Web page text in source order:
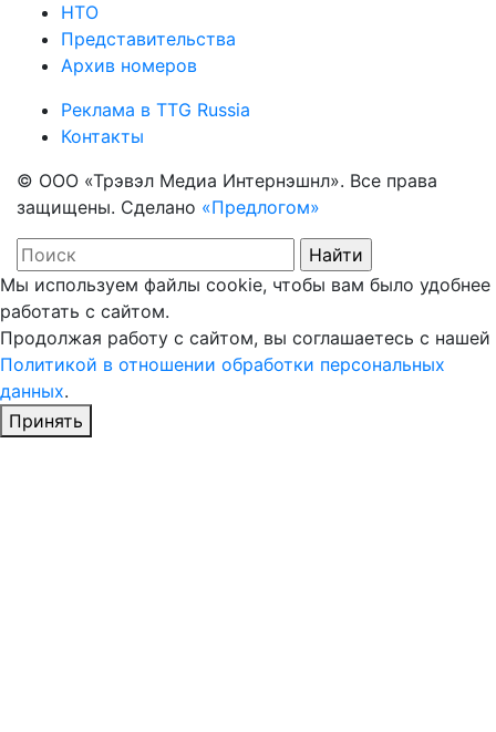
НТО
Представительства
Архив номеров
Реклама в TTG Russia
Контакты
© ООО «Трэвэл Медиа Интернэшнл». Все права
защищены. Сделано «Предлогом»
Мы используем файлы cookie, чтобы вам было удобнее
работать с сайтом.
Продолжая работу с сайтом, вы соглашаетесь с нашей
Политикой в отношении обработки персональных
данных.
Принять